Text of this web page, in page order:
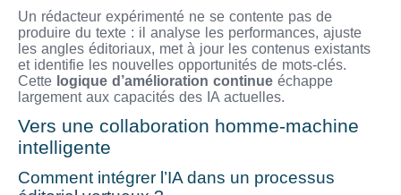
Un rédacteur expérimenté ne se contente pas de
produire du texte : il analyse les performances, ajuste
les angles éditoriaux, met à jour les contenus existants
et identifie les nouvelles opportunités de mots-clés.
Cette logique d’amélioration continue échappe
largement aux capacités des IA actuelles.
Vers une collaboration homme-machine
intelligente
Comment intégrer l’IA dans un processus